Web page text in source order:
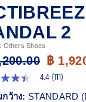
2
Others Shoes
฿
4.4 (111)
ว้าง: STANDARD